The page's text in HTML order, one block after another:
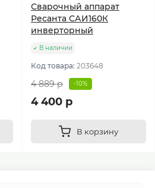
Сварочный аппарат
Ресанта САИ160К
инверторный
В наличии
Код товара: 203648
4 889 р -10%
4 400 р
В корзину